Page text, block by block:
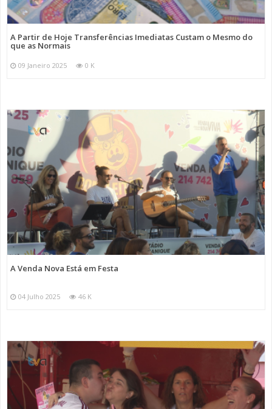
A Partir de Hoje Transferências Imediatas Custam o Mesmo do
que as Normais
09 Janeiro 2025 0 K
A Venda Nova Está em Festa
04 Julho 2025 46 K